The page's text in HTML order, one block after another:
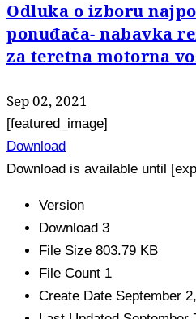
Odluka o izboru
ponuđača- nabavka
za teretna motorna
Sep 02, 2021
[featured_image]
Download
Download is available until
Version
Download 3
File Size 803.79 KB
File Count 1
Create Date September